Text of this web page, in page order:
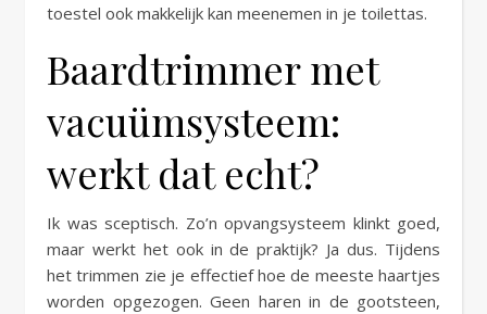
toestel ook makkelijk kan meenemen in je toilettas.
Baardtrimmer met
vacuümsysteem:
werkt dat echt?
Ik was sceptisch. Zo’n opvangsysteem klinkt goed,
maar werkt het ook in de praktijk? Ja dus. Tijdens
het trimmen zie je effectief hoe de meeste haartjes
worden opgezogen. Geen haren in de gootsteen,